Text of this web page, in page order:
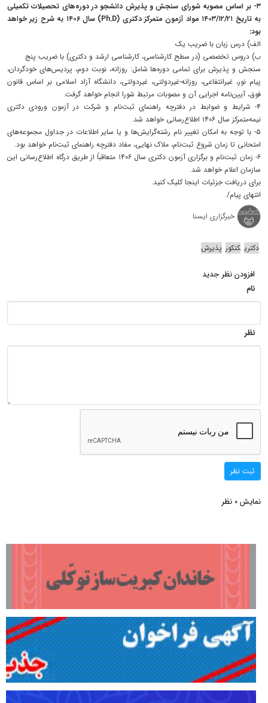
۳- بر اساس مصوبه شورای سنجش و پذیرش دانشجو در دوره‌های تحصیلات تکمیلی
به تاریخ ۱۴۰۳/۱۲/۲۱ مواد آزمون متمرکز دکتری (Ph.D) سال ۱۴۰۶ به شرح زیر خواهد
بود:
الف) درس زبان با ضریب یک
ب) دروس تخصصی (در سطح کارشناسی، کارشناسی ارشد و دکتری) با ضریب پنج
سنجش و پذیرش برای تمامی دوره‌ها شامل: روزانه، نوبت دوم، پردیس‌های خودگردان،
پیام نور، غیرانتفاعی، روزانه-غیردولتی، غیردولتی، دانشگاه آزاد اسلامی بر اساس قانون
فوق، آیین‌نامه اجرایی آن و مصوبات مرتبط شورا انجام خواهد گرفت.
۴- شرایط و ضوابط در دفترچه راهنمای ثبت‌نام و شرکت در آزمون ورودی دکتری
نیمه‌متمرکز سال ۱۴۰۶ اطلاع‌رسانی خواهد شد.
۵- با توجه به امکان تغییر نام رشته‌گرایش‌ها و یا سایر اطلاعات در جداول مجموعه‌های
امتحانی تا زمان شروع ثبت‌نام، ملاک نهایی، مفاد دفترچه راهنمای ثبت‌نام خواهد بود.
۶- زمان ثبت‌نام و برگزاری آزمون دکتری سال ۱۴۰۶ متعاقباً از طریق درگاه اطلاع‌رسانی این
سازمان اعلام خواهد شد.
برای دریافت جزئیات اینجا کلیک کنید.
انتهای پیام/
خبرگزاری ایسنا
دکتری کنکور پذیرش
افزودن نظر جدید
نام
نظر
ثبت نظر
نمایش 0 نظر